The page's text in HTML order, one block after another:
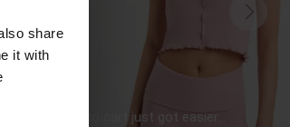
share
it with